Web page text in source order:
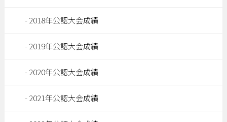
2018年公認大会成績
2019年公認大会成績
2020年公認大会成績
2021年公認大会成績